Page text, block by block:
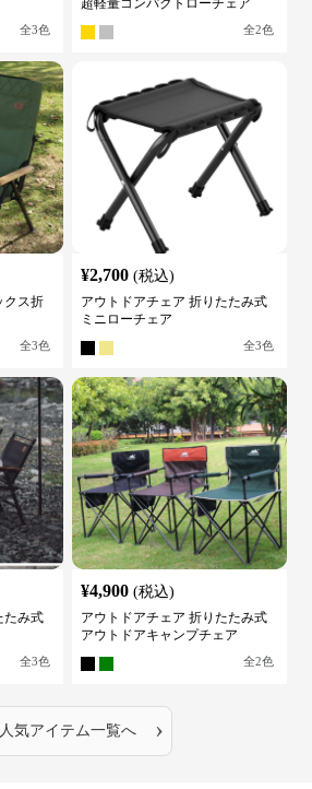
全3色
超軽量コンパクトローチェア
全2色
クス折
全3色
¥2,700 (税込)
アウトドアチェア 折りたたみ式
ミニローチェア
全3色
たみ式
全3色
¥4,900 (税込)
アウトドアチェア 折りたたみ式
アウトドアキャンプチェア
全2色
人気アイテム一覧へ ›